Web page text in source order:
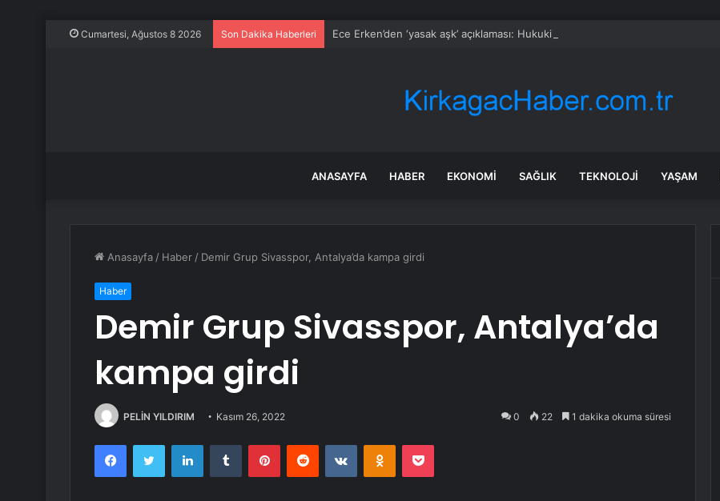
Cumartesi, Ağustos 8 2026 Son Dakika Haberleri Ece Erken’den ‘yasak aşk’ açıklaması: Hukuki yollara başvuruyor
ANASAYFA HABER EKONOMI SAĞLIK TEKNOLOJI YAŞAM
Anasayfa / Haber / Demir Grup Sivasspor, Antalya’da kampa girdi
Haber
Demir Grup Sivasspor, Antalya’da
kampa girdi
PELİN YILDIRIM Kasım 26, 2022 0 22 1 dakika okuma süresi
FacebookTwitter LinkedInTumblr PinterestReddit VKontakteOdnoklassniki
Pocket